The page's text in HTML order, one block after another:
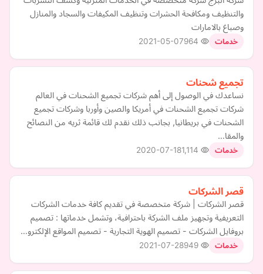
والتنظيف ومكافحة الحشرات وتنظيف المكيفات والسجاد والمنازل
وصباغ بالامارات
خدمات 2021-05-07
تجميع شحنات
نساعدك في الوصول إلى أهم شركات تجميع الشحنات في العالم
شركات تجميع الشحنات في أمريكا والصين وأوربا وشركات تجميع
الشحنات في بريطانيا, بجانب ذلك نقدم لك قائمة ثريه من النصائح
والمقا…
خدمات 2020-07-18
قصر الشركات
قصر الشركات | شركة متخصصة في تقديم كافة خدمات الشركات
التعريفية وتجهيز ملف الشركة باحترافية، وتشمل خدماتها : تصميم
بروفايل الشركات - تصميم الهوية التجارية - تصميم المواقع الإلكترو…
خدمات 2021-07-28